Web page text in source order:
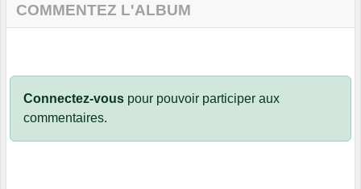
COMMENTEZ L'ALBUM
Connectez-vous pour pouvoir participer aux
commentaires.